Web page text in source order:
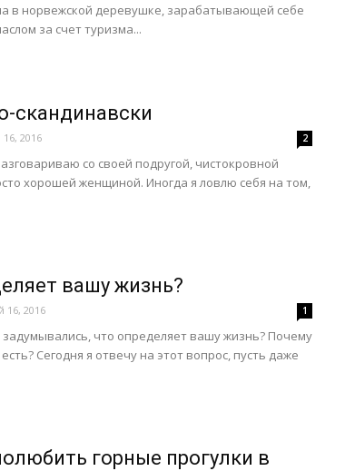
в норвежской деревушке, зарабатывающей себе
за счет туризма...
скандинавски
2016 2
со своей подругой, чистокровной
хорошей женщиной. Иногда я ловлю себя на том,
вашу жизнь?
16, 2016 1
что определяет вашу жизнь? Почему
Сегодня я отвечу на этот вопрос, пусть даже
горные прогулки в